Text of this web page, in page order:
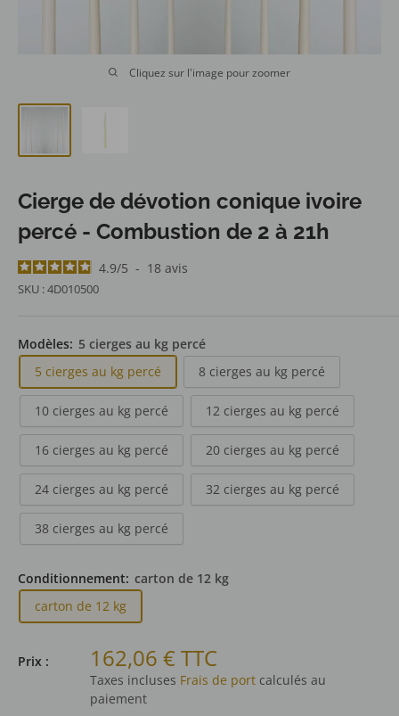
Cliquez sur l'image pour zoomer
Cierge de dévotion conique ivoire
percé - Combustion de 2 à 21h
4.9/5 - 18 avis
SKU :4D010500
Modèles: 5 cierges au kg percé
5 cierges au kg percé
8 cierges au kg percé
10 cierges au kg percé 12 cierges au kg percé
16 cierges au kg percé 20 cierges au kg percé
24 cierges au kg percé 32 cierges au kg percé
38 cierges au kg percé
Conditionnement: carton de 12 kg
carton de 12 kg
Prix : Prix
réduit
162,06 € TTC
Taxes incluses Frais de port calculés au
paiement